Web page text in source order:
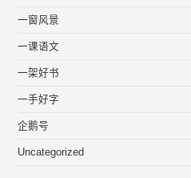
一窗风景
一课语文
一架好书
一手好字
企鹅号
Uncategorized